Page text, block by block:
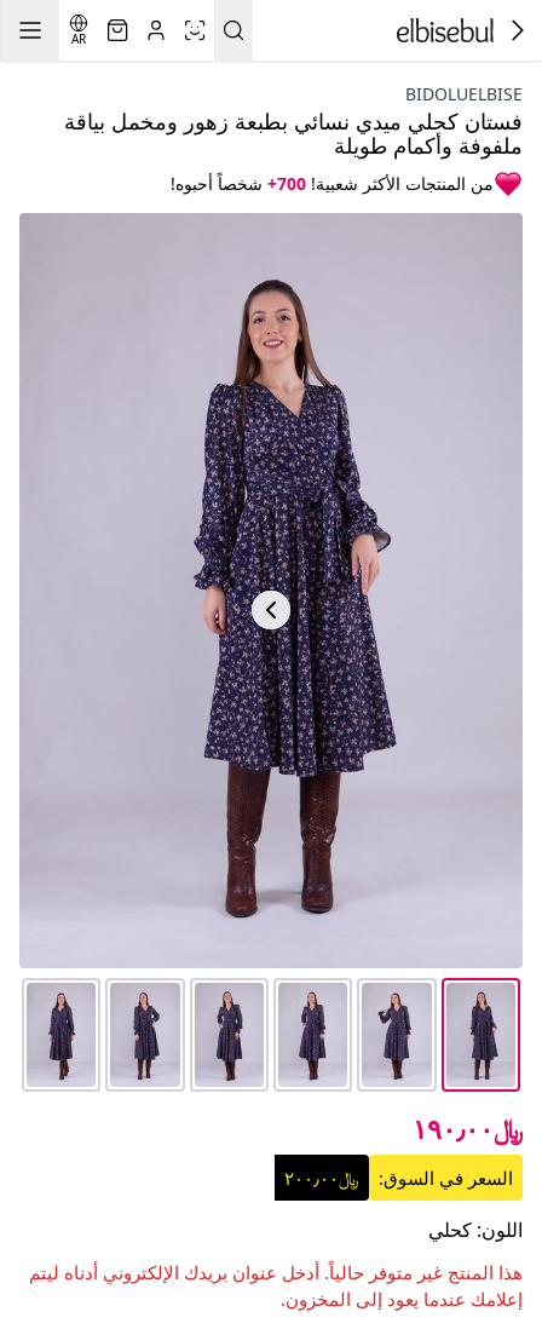
AR
BIDOLUELBISE
فستان كحلي ميدي نسائي بطبعة زهور ومخمل بياقة
ملفوفة وأكمام طويلة
من المنتجات الأكثر شعبية! 700+ شخصاً أحبوه!
﷼١٩٠٫٠٠
السعر في السوق: ﷼٢٠٠٫٠٠
اللون: كحلي
هذا المنتج غير متوفر حالياً. أدخل عنوان بريدك الإلكتروني أدناه ليتم
إعلامك عندما يعود إلى المخزون.